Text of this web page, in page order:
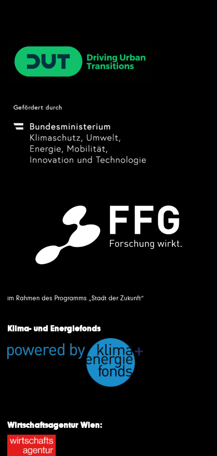
im Rahmen des Programms „Stadt der Zukunft“
Klima- und Energiefonds
Wirtschaftsagentur Wien: